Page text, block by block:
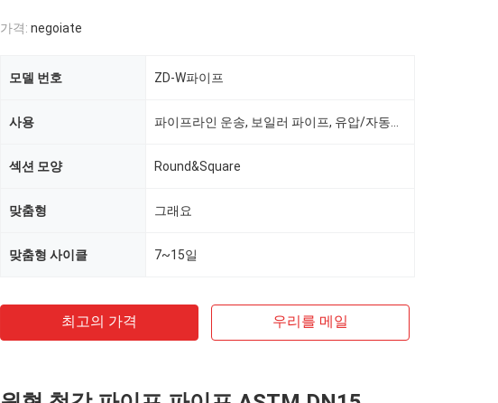
가격: negoiate
모델 번호 ZD-W파이프
사용
섹션 모양 Round&Square
맞춤형 그래요
맞춤형 사이클 7~15일
최고의 가격 우리를 메일